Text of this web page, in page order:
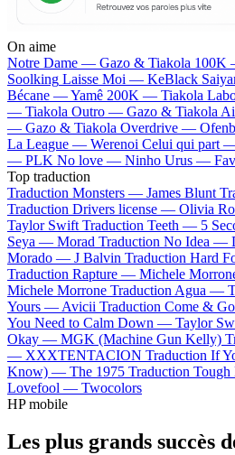
On aime
Notre Dame — Gazo & Tiakola 100K
Soolking Laisse Moi — KeBlack
Bécane —Yamê 200K — Tiakola
— Tiakola Outro — Gazo & Tiakola
— Gazo & Tiakola Overdrive —
La League — Werenoi Celui qui part
— PLK No love — Ninho Urus —
Top traduction
Traduction Monsters — James Blunt
Traduction Drivers license — Olivia
Taylor Swift Traduction Teeth — 5
Seya — Morad Traduction No Idea —
Morado — J Balvin Traduction Hard
Traduction Rapture — Michele
Michele Morrone Traduction Agua —
Yours — Avicii Traduction Come &
You Need to Calm Down — Taylor
Okay — MGK (Machine Gun Kelly)
— XXXTENTACION Traduction If
Know) — The 1975 Traduction
Lovefool — Twocolors
HP mobile
Les plus grands succès